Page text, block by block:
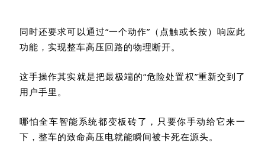
同时还要求可以通过“一个动作” （点触或长按）响应此
功能，实现整车高压回路的物理断开。
这手操作其实就是把最极端的“危险处置权”重新交到了
用户手里。
哪怕全车智能系统都变板砖了，只要你手动给它来一
下，整车的致命高压电就能瞬间被卡死在源头。